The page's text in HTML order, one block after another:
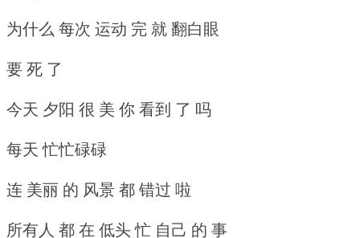
为什么 每次 运动 完 就 翻白眼
要 死 了
今天 夕阳 很 美 你 看到 了 吗
每天 忙忙碌碌
连 美丽 的 风景 都 错过 啦
所有人 都 在 低头 忙 自己 的 事